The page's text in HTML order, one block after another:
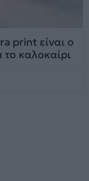
print είναι ο
καλοκαίρι